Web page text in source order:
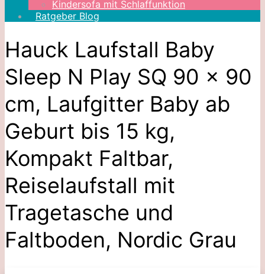
Kindersofa mit Schlaffunktion
Ratgeber Blog
Hauck Laufstall Baby
Sleep N Play SQ 90 x 90
cm, Laufgitter Baby ab
Geburt bis 15 kg,
Kompakt Faltbar,
Reiselaufstall mit
Tragetasche und
Faltboden, Nordic Grau